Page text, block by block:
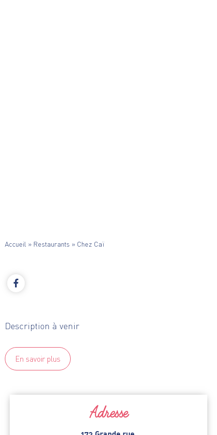
Accueil » Restaurants » Chez Caï
Description à venir
En savoir plus
Adresse